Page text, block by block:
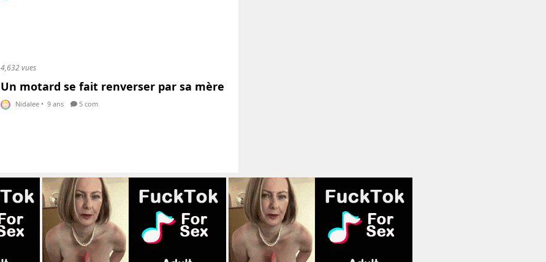
4,632 vues
Un motard se fait renverser par sa mère
Nidalee • 9 ans 5 com